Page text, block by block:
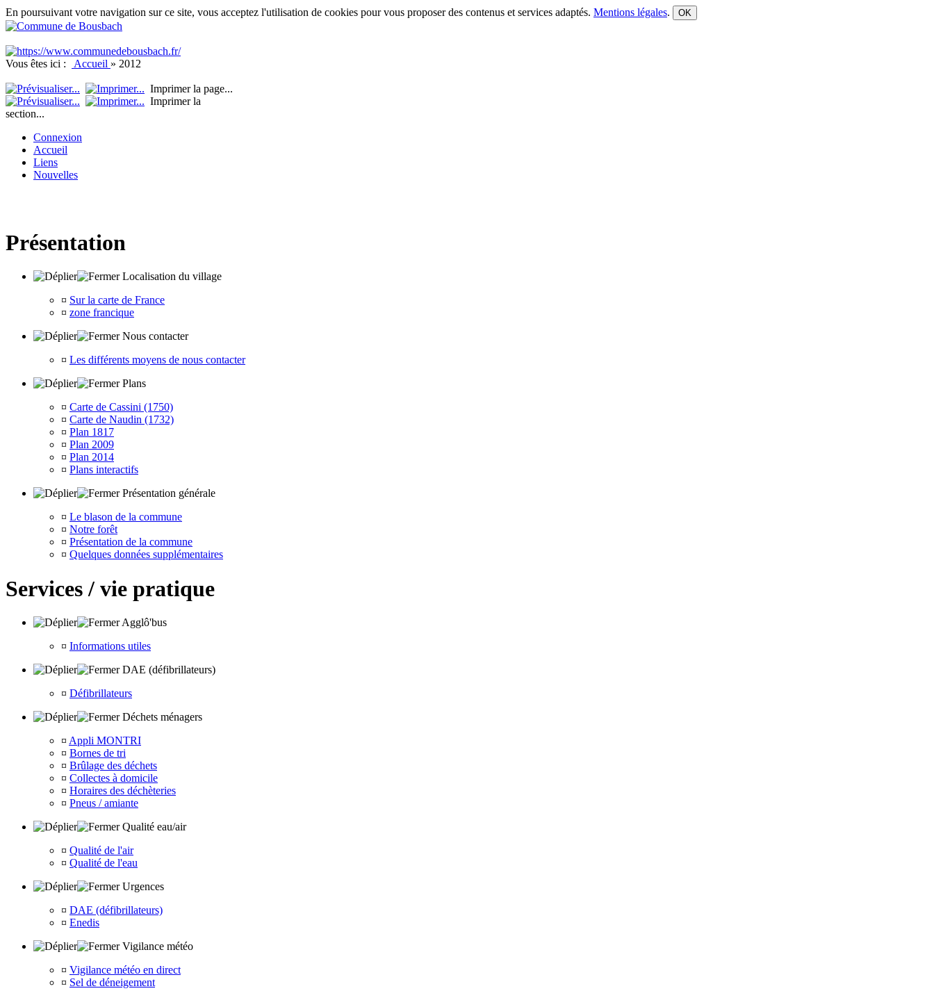
En poursuivant votre navigation sur ce site, vous acceptez l'utilisation de cookies pour vous proposer des contenus et services adaptés. Mentions légales. OK
Vous êtes ici : Accueil » 2012
Imprimer la page...
Imprimer la
section...
Connexion
Accueil
Liens
Nouvelles
Présentation
Localisation du village
¤ Sur la carte de France
¤ zone francique
Nous contacter
¤ Les différents moyens de nous contacter
Plans
¤ Carte de Cassini (1750)
¤ Carte de Naudin (1732)
¤ Plan 1817
¤ Plan 2009
¤ Plan 2014
¤ Plans interactifs
Présentation générale
¤ Le blason de la commune
¤ Notre forêt
¤ Présentation de la commune
¤ Quelques données supplémentaires
Services / vie pratique
Agglô'bus
¤ Informations utiles
DAE (défibrillateurs)
¤ Défibrillateurs
Déchets ménagers
¤ Appli MONTRI
¤ Bornes de tri
¤ Brûlage des déchets
¤ Collectes à domicile
¤ Horaires des déchèteries
¤ Pneus / amiante
Qualité eau/air
¤ Qualité de l'air
¤ Qualité de l'eau
Urgences
¤ DAE (défibrillateurs)
¤ Enedis
Vigilance météo
¤ Vigilance météo en direct
¤ Sel de déneigement